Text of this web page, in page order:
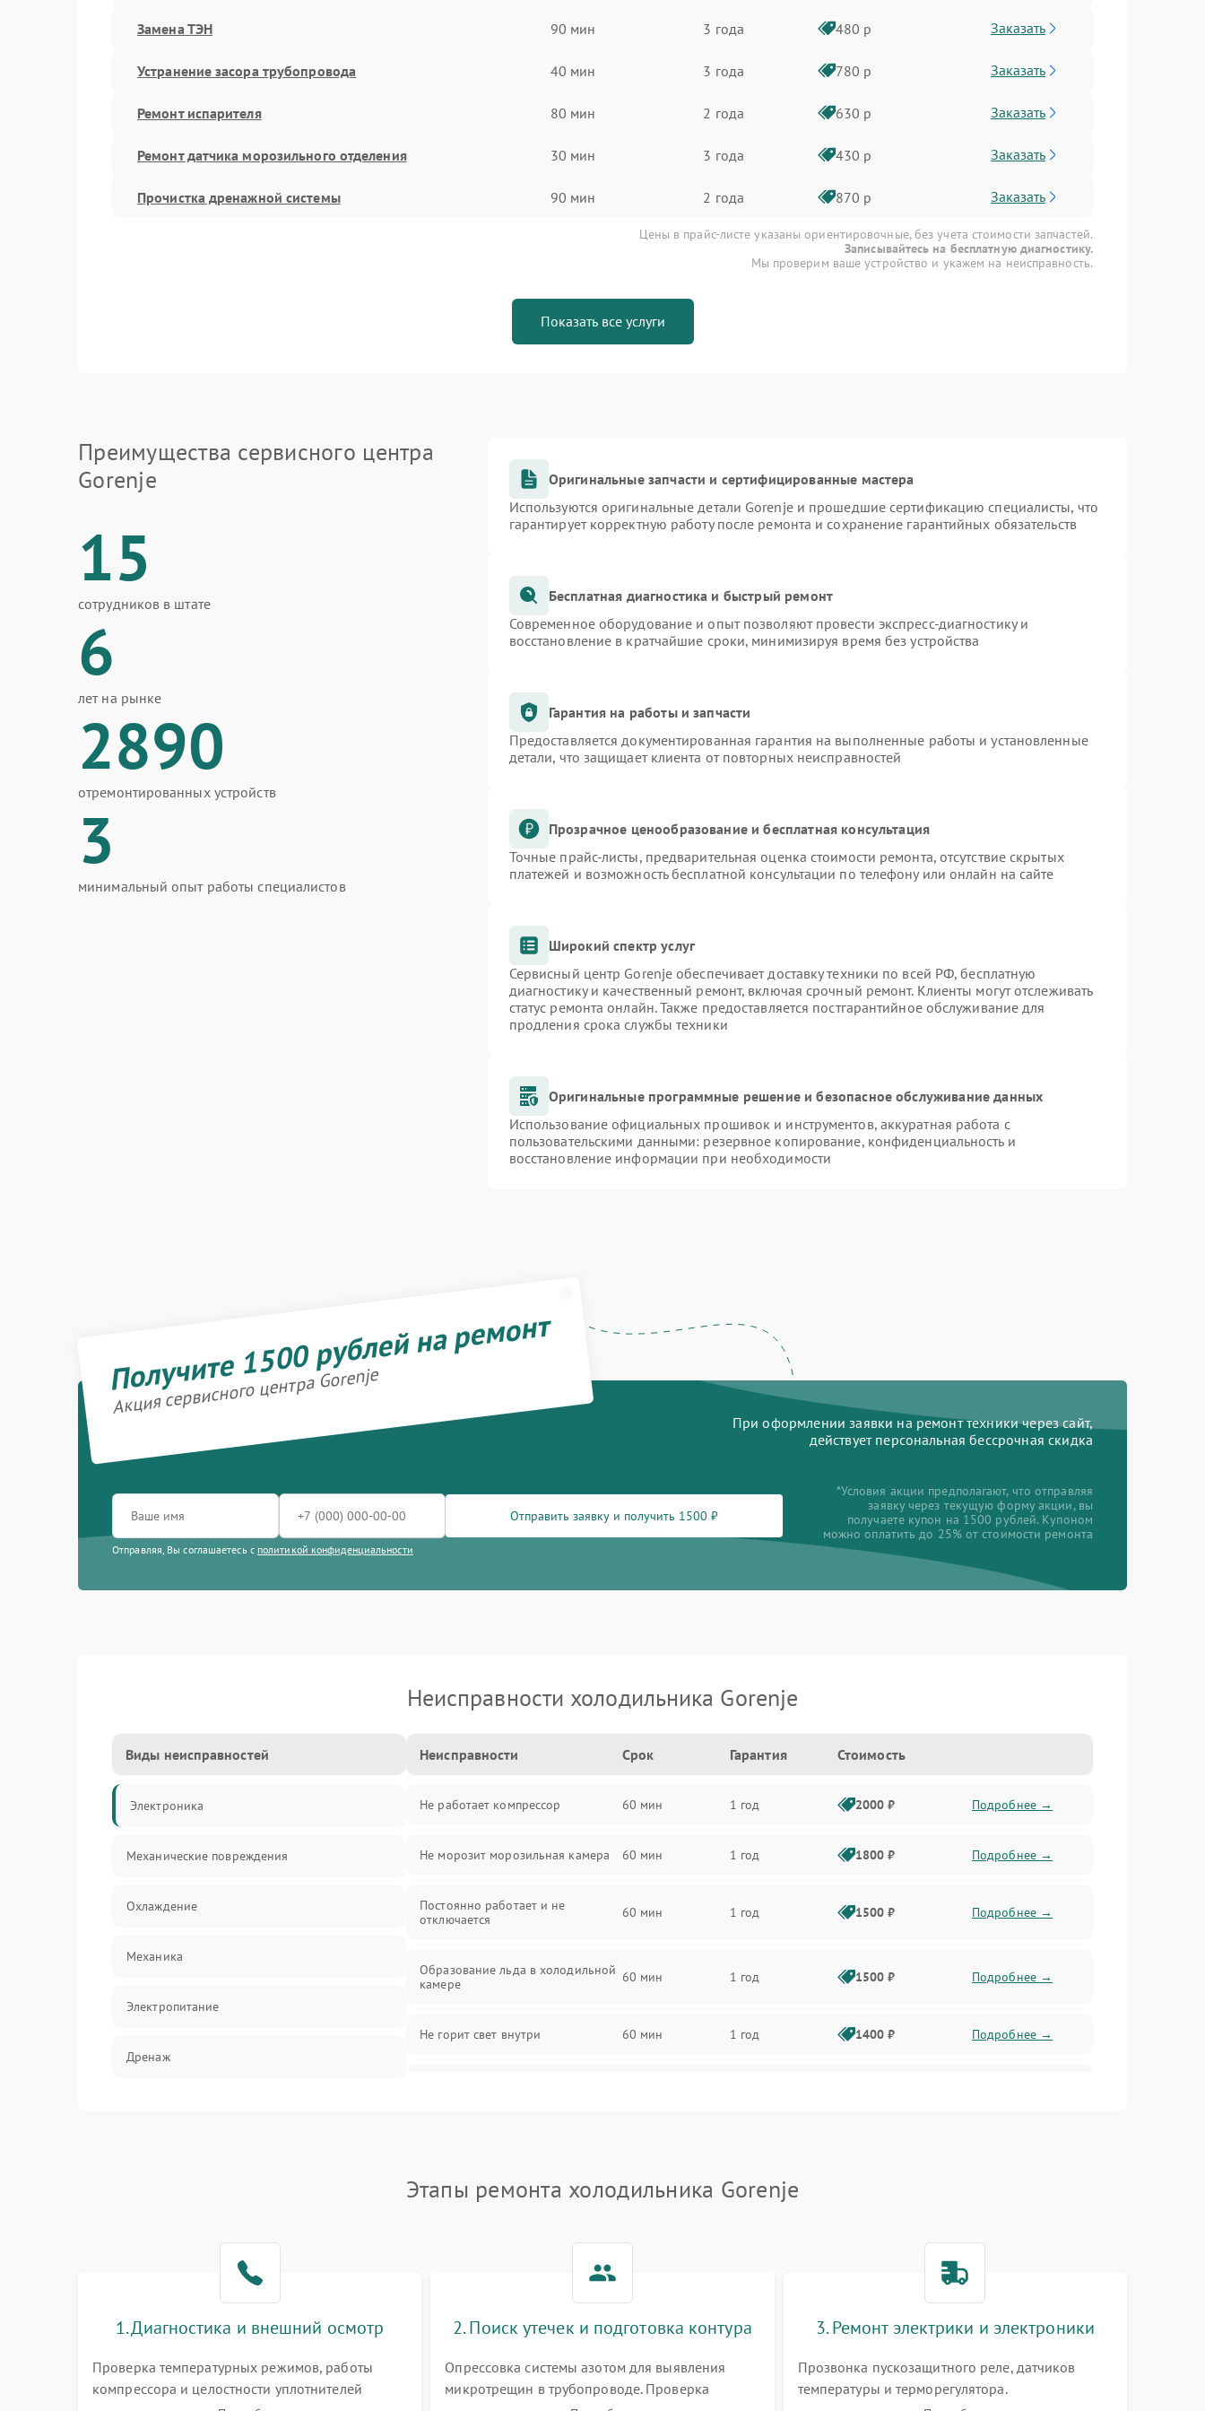
Замена ТЭН 90 мин 3 года 480 р Заказать
Устранение засора трубопровода 40 мин 3 года 780 р Заказать
Ремонт испарителя 80 мин 2 года 630 р Заказать
Ремонт датчика морозильного отделения 30 мин 3 года 430 р Заказать
Прочистка дренажной системы 90 мин 2 года 870 р Заказать
Цены в прайс-листе указаны ориентировочные, без учета стоимости запчастей.
Записывайтесь на бесплатную диагностику.
Мы проверим ваше устройство и укажем на неисправность.
Показать все услуги
Преимущества сервисного центра
Gorenje
15
сотрудников в штате
6
лет на рынке
2890
отремонтированных устройств
3
минимальный опыт работы специалистов
Оригинальные запчасти и сертифицированные мастера
Используются оригинальные детали Gorenje и прошедшие сертификацию специалисты, что
гарантирует корректную работу после ремонта и сохранение гарантийных обязательств
Бесплатная диагностика и быстрый ремонт
Современное оборудование и опыт позволяют провести экспресс-диагностику и
восстановление в кратчайшие сроки, минимизируя время без устройства
Гарантия на работы и запчасти
Предоставляется документированная гарантия на выполненные работы и установленные
детали, что защищает клиента от повторных неисправностей
Прозрачное ценообразование и бесплатная консультация
Точные прайс-листы, предварительная оценка стоимости ремонта, отсутствие скрытых
платежей и возможность бесплатной консультации по телефону или онлайн на сайте
Широкий спектр услуг
Сервисный центр Gorenje обеспечивает доставку техники по всей РФ, бесплатную
диагностику и качественный ремонт, включая срочный ремонт. Клиенты могут отслеживать
статус ремонта онлайн. Также предоставляется постгарантийное обслуживание для
продления срока службы техники
Оригинальные программные решение и безопасное обслуживание данных
Использование официальных прошивок и инструментов, аккуратная работа с
пользовательскими данными: резервное копирование, конфиденциальность и
восстановление информации при необходимости
Получите 1500 рублей на ремонт
Акция сервисного центра Gorenje
При оформлении заявки на ремонт техники через сайт,
действует персональная бессрочная скидка
Отправить заявку и получить 1500 ₽
Отправляя, Вы соглашаетесь с политикой конфиденциальности
*Условия акции предполагают, что отправляя
заявку через текущую форму акции, вы
получаете купон на 1500 рублей. Купоном
можно оплатить до 25% от стоимости ремонта
Неисправности холодильника Gorenje
Виды неисправностей
Электроника
Механические повреждения
Охлаждение
Механика
Электропитание
Дренаж
Неисправности Срок Гарантия Стоимость
Не работает компрессор 60 мин 1 год 2000 ₽ Подробнее →
Не морозит морозильная камера 60 мин 1 год 1800 ₽ Подробнее →
Постоянно работает и не
отключается
60 мин 1 год 1500 ₽ Подробнее →
Образование льда в холодильной
камере
60 мин 1 год 1500 ₽ Подробнее →
Не горит свет внутри 60 мин 1 год 1400 ₽ Подробнее →
Поломка системы No Frost 60 мин 1 год
60 мин Подробнее →
60 мин Подробнее →
Не включается холодильник 60 мин 1000 ₽ Подробнее →
Этапы ремонта холодильника Gorenje
1. Диагностика и внешний осмотр
Проверка температурных режимов, работы
компрессора и целостности уплотнителей
2. Поиск утечек и подготовка контура
Опрессовка системы азотом для выявления
микротрещин в трубопроводе. Проверка
3. Ремонт электрики и электроники
Прозвонка пускозащитного реле, датчиков
температуры и терморегулятора.